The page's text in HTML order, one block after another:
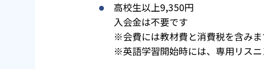
高校生以上9,350円
入会金は不要です
※会費には教材費と消費税を含みま
※英語学習開始時には、専用リス